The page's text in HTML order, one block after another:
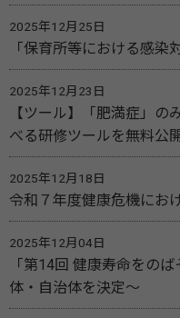
2025年12月25日
「保育所等における感
2025年12月23日
【ツール】「肥満症」
べる研修ツールを無料公
2025年12月18日
令和７年度健康危機に
2025年12月04日
「第14回 健康寿命をの
体・自治体を決定～